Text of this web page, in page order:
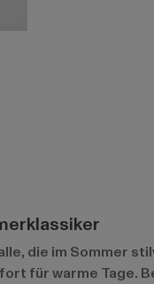
die im Sommer
für warme Tage.